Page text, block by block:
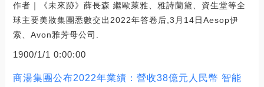
作者｜《未來跡》薛長森 繼歐萊雅、雅詩蘭黛、資生堂等全
球主要美妝集團悉數交出2022年答卷后,3月14日Aesop伊
索、Avon雅芳母公司.
1900/1/1 0:00:00
商湯集團公布2022年業績：營收38億元人民幣 智能